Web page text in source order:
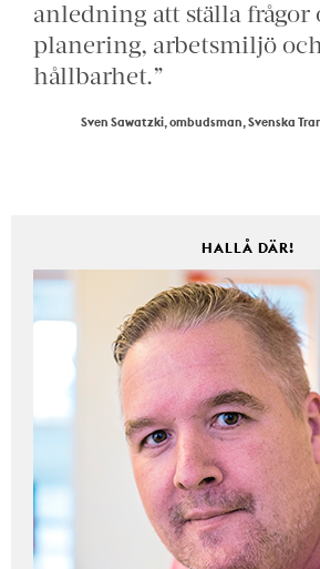
anledning att ställa frågor
planering, arbetsmiljö
hållbarhet.”
Sven Sawatzki, ombudsman, Svenska
HALLÅ DÄR!